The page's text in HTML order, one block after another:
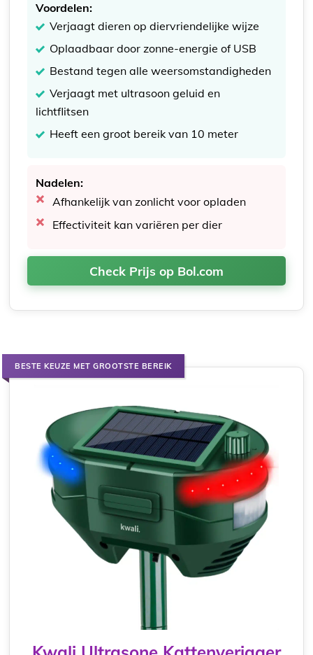
Voordelen:
Verjaagt dieren op diervriendelijke wijze
Oplaadbaar door zonne-energie of USB
Bestand tegen alle weersomstandigheden
Verjaagt met ultrasoon geluid en
lichtflitsen
Heeft een groot bereik van 10 meter
Nadelen:
Afhankelijk van zonlicht voor opladen
Effectiviteit kan variëren per dier
Check Prijs op Bol.com
BESTE KEUZE MET GROOTSTE BEREIK